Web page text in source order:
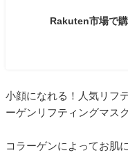
Rakuten市場で
小顔になれる！人気リフ
ーゲンリフティングマス
コラーゲンによってお肌